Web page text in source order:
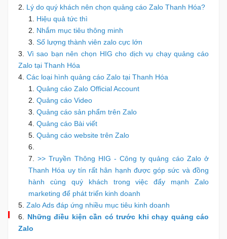
Lý do quý khách nên chọn quảng cáo Zalo Thanh Hóa?
Hiệu quả tức thì
Nhắm mục tiêu thông minh
Số lượng thành viên zalo cực lớn
Vì sao bạn nên chọn HIG cho dịch vụ chạy quảng cáo
Zalo tại Thanh Hóa
Các loại hình quảng cáo Zalo tại Thanh Hóa
Quảng cáo Zalo Official Account
Quảng cáo Video
Quảng cáo sản phẩm trên Zalo
Quảng cáo Bài viết
Quảng cáo website trên Zalo
>> Truyền Thông HIG - Công ty quảng cáo Zalo ở
Thanh Hóa uy tín rất hân hạnh được góp sức và đồng
hành cùng quý khách trong việc đẩy mạnh Zalo
marketing để phát triển kinh doanh
Zalo Ads đáp ứng nhiều mục tiêu kinh doanh
Những điều kiện cần có trước khi chạy quảng cáo
Zalo